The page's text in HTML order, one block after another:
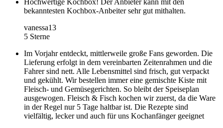
Hochwertige Kochbox! Der Anbieter kann mit den
bekanntesten Kochbox-Anbeiter sehr gut mithalten.
vanessa13
5 Sterne
Im Vorjahr entdeckt, mittlerweile große Fans geworden. Die
Lieferung erfolgt in dem vereinbarten Zeitenrahmen und die
Fahrer sind nett. Alle Lebensmittel sind frisch, gut verpackt
und gekühlt. Wir bestellen immer eine gemischte Kiste mit
Fleisch- und Gemüsegerichten. So bleibt der Speiseplan
ausgewogen. Fleisch & Fisch kochen wir zuerst, da die Ware
in der Regel nur 5 Tage haltbar ist. Die Rezepte sind
vielfältig, lecker und auch für uns Kochanfänger geeignet